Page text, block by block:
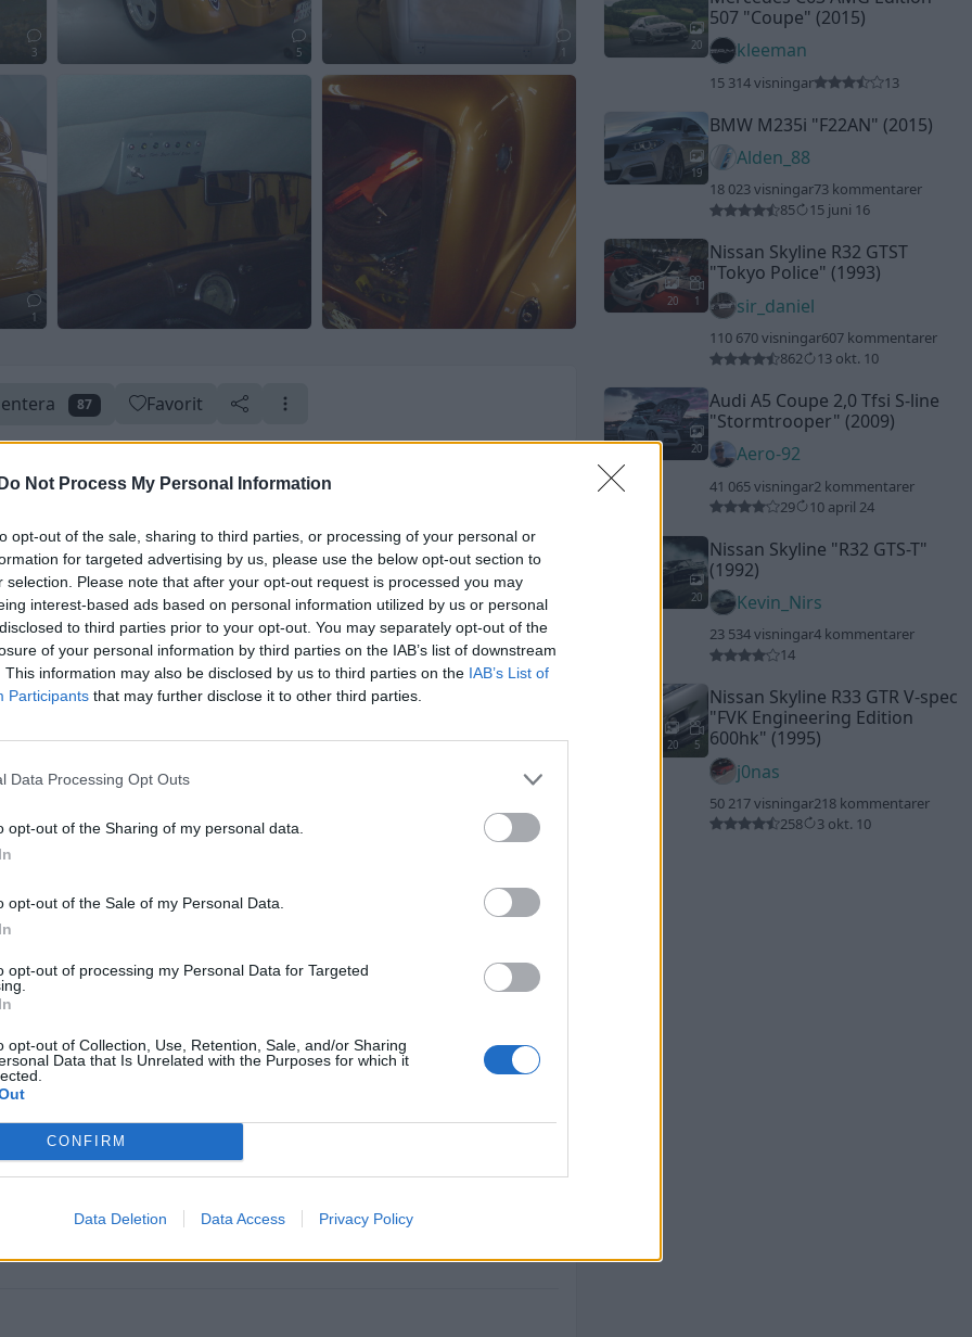
Not Process My Personal Information
opt-out of the sale, sharing to third parties, or processing of your personal or
for targeted advertising by us, please use the below opt-out section to
selection. Please note that after your opt-out request is processed you may
interest-based ads based on personal information utilized by us or personal
to third parties prior to your opt-out. You may separately opt-out of the
of your personal information by third parties on the IAB’s list of downstream
This information may also be disclosed by us to third parties on the IAB’s List of
Participants that may further disclose it to other third parties.
Data Processing Opt Outs
opt-out of the Sharing of my personal data.
opt-out of the Sale of my Personal Data.
opt-out of processing my Personal Data for Targeted
opt-out of Collection, Use, Retention, Sale, and/or Sharing
Data that Is Unrelated with the Purposes for which it
CONFIRM
Data Deletion Data Access Privacy Policy
3 5 1
1
87 Favorit
Uppdaterad 9 januari 2012Skapad 13 april 2008
20
507 "Coupe" (2015)
kleeman
15 314 visningar 13
19
BMW M235i "F22AN" (2015)
Alden_88
18 023 visningar73 kommentarer
85
15 juni 16
20 1
Nissan Skyline R32 GTST
"Tokyo Police" (1993)
sir_daniel
110 670 visningar607 kommentarer
862
13 okt. 10
20
Audi A5 Coupe 2,0 Tfsi S-line
"Stormtrooper" (2009)
Aero-92
41 065 visningar2 kommentarer
29
10 april 24
20
Nissan Skyline "R32 GTS-T"
(1992)
Kevin_Nirs
23 534 visningar4 kommentarer
14
20 5
Nissan Skyline R33 GTR V-spec
"FVK Engineering Edition
600hk" (1995)
j0nas
50 217 visningar218 kommentarer
258
3 okt. 10